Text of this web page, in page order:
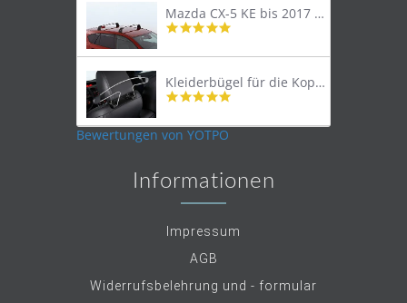
Mazda CX-5 KE bis 2017 Lastenträger Dachträger
4.9
rating
Kleiderbügel für die Kopfstütze
4.9
rating
Bewertungen von YOTPO
Informationen
Impressum
AGB
Widerrufsbelehrung und - formular